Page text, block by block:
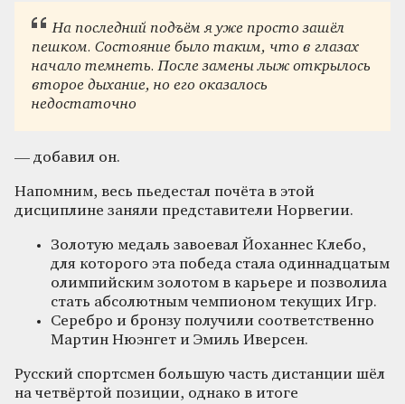
На последний подъём я уже просто зашёл
пешком. Состояние было таким, что в глазах
начало темнеть. После замены лыж открылось
второе дыхание, но его оказалось
недостаточно
— добавил он.
Напомним, весь пьедестал почёта в этой
дисциплине заняли представители Норвегии.
Золотую медаль завоевал Йоханнес Клебо,
для которого эта победа стала одиннадцатым
олимпийским золотом в карьере и позволила
стать абсолютным чемпионом текущих Игр.
Серебро и бронзу получили соответственно
Мартин Нюэнгет и Эмиль Иверсен.
Русский спортсмен большую часть дистанции шёл
на четвёртой позиции, однако в итоге